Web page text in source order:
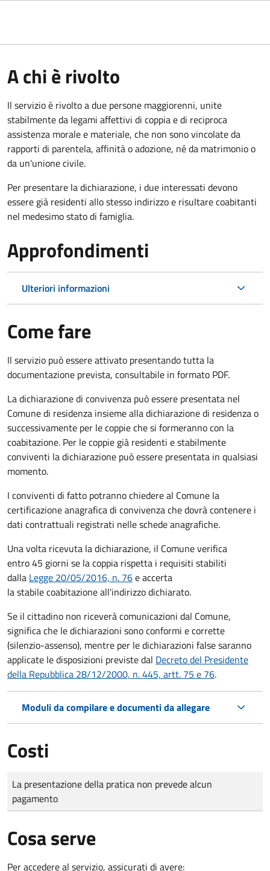
A chi è rivolto
Il servizio è rivolto a due persone maggiorenni, unite
stabilmente da legami affettivi di coppia e di reciproca
assistenza morale e materiale, che non sono vincolate da
rapporti di parentela, affinità o adozione, né da matrimonio o
da un'unione civile.
Per presentare la dichiarazione, i due interessati devono
essere già residenti allo stesso indirizzo e risultare coabitanti
nel medesimo stato di famiglia.
Approfondimenti
Ulteriori informazioni
Come fare
Il servizio può essere attivato presentando tutta la
documentazione prevista, consultabile in formato PDF.
La dichiarazione di convivenza può essere presentata nel
Comune di residenza insieme alla dichiarazione di residenza o
successivamente per le coppie che si formeranno con la
coabitazione. Per le coppie già residenti e stabilmente
conviventi la dichiarazione può essere presentata in qualsiasi
momento.
I conviventi di fatto potranno chiedere al Comune la
certificazione anagrafica di convivenza che dovrà contenere i
dati contrattuali registrati nelle schede anagrafiche.
Una volta ricevuta la dichiarazione, il Comune verifica
entro 45 giorni se la coppia rispetta i requisiti stabiliti
dalla Legge 20/05/2016, n. 76e accerta
la stabile coabitazione all'indirizzo dichiarato.
Se il cittadino non riceverà comunicazioni dal Comune,
significa che le dichiarazioni sono conformi e corrette
(silenzio-assenso), mentre per le dichiarazioni false saranno
applicate le disposizioni previste dal Decreto del Presidente
della Repubblica 28/12/2000, n. 445, artt. 75 e 76.
Moduli da compilare e documenti da allegare
Costi
Tipo di pagamento
Importo
La presentazione della pratica non prevede alcun
pagamento
Cosa serve
Per accedere al servizio, assicurati di avere: